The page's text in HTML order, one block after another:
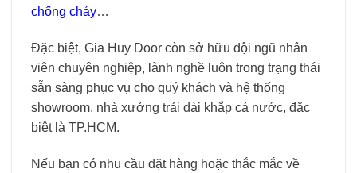
chống cháy…
Đặc biệt, Gia Huy Door còn sở hữu đội ngũ nhân
viên chuyên nghiệp, lành nghề luôn trong trạng thái
sẵn sàng phục vụ cho quý khách và hệ thống
showroom, nhà xưởng trải dài khắp cả nước, đặc
biệt là TP.HCM.
Nếu bạn có nhu cầu đặt hàng hoặc thắc mắc về